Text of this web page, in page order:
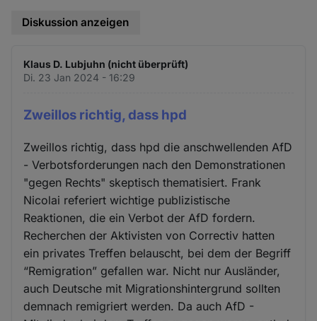
Diskussion anzeigen
Klaus D. Lubjuhn (nicht überprüft)
Di. 23 Jan 2024 - 16:29
Zweillos richtig, dass hpd
Zweillos richtig, dass hpd die anschwellenden AfD
- Verbotsforderungen nach den Demonstrationen
"gegen Rechts" skeptisch thematisiert. Frank
Nicolai referiert wichtige publizistische
Reaktionen, die ein Verbot der AfD fordern.
Recherchen der Aktivisten von Correctiv hatten
ein privates Treffen belauscht, bei dem der Begriff
“Remigration” gefallen war. Nicht nur Ausländer,
auch Deutsche mit Migrationshintergrund sollten
demnach remigriert werden. Da auch AfD -